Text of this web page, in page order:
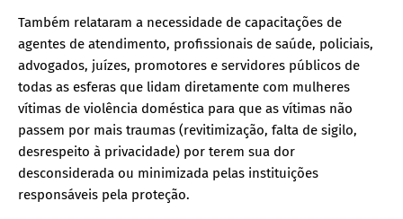
Também relataram a necessidade de capacitações de
agentes de atendimento, profissionais de saúde, policiais,
advogados, juízes, promotores e servidores públicos de
todas as esferas que lidam diretamente com mulheres
vítimas de violência doméstica para que as vítimas não
passem por mais traumas (revitimização, falta de sigilo,
desrespeito à privacidade) por terem sua dor
desconsiderada ou minimizada pelas instituições
responsáveis pela proteção.